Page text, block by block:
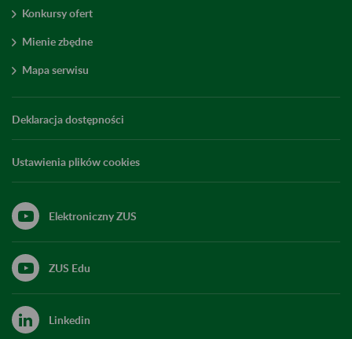
Konkursy ofert
Mienie zbędne
Mapa serwisu
Deklaracja dostępności
Ustawienia plików cookies
Elektroniczny ZUS
ZUS Edu
Linkedin